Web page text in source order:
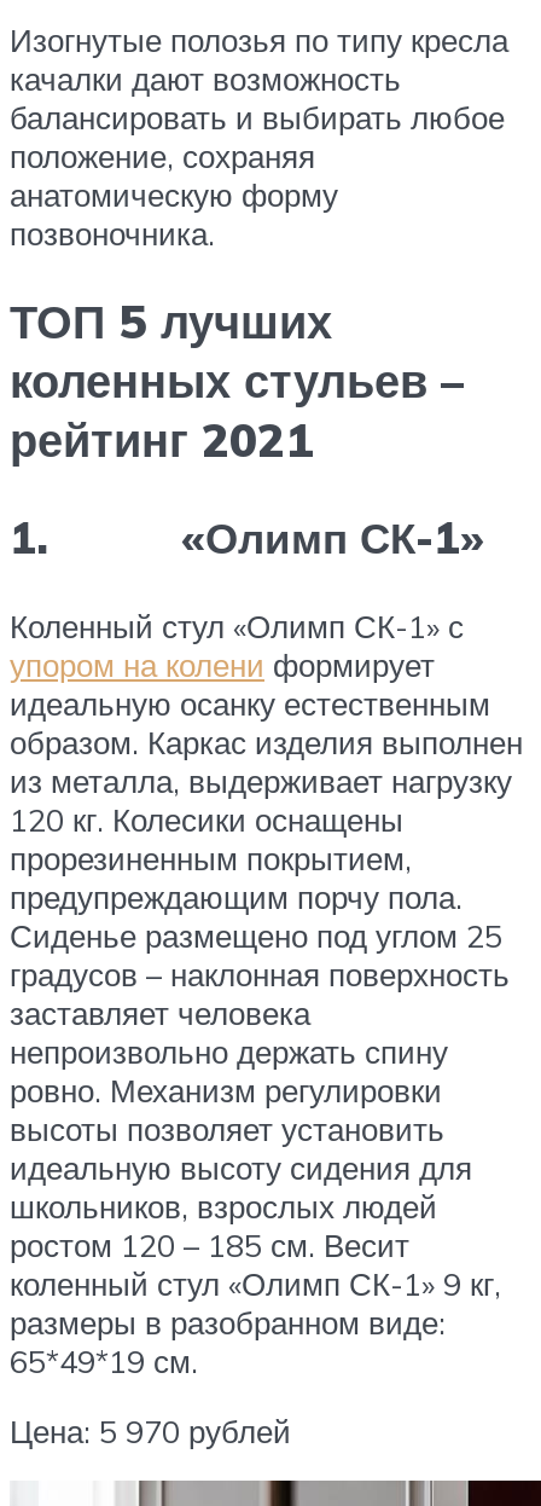
Изогнутые полозья по типу кресла
качалки дают возможность
балансировать и выбирать любое
положение, сохраняя
анатомическую форму
позвоночника.
ТОП 5 лучших
коленных стульев –
рейтинг 2021
1. «Олимп СК-1»
Коленный стул «Олимп СК-1» с
упором на колени формирует
идеальную осанку естественным
образом. Каркас изделия выполнен
из металла, выдерживает нагрузку
120 кг. Колесики оснащены
прорезиненным покрытием,
предупреждающим порчу пола.
Сиденье размещено под углом 25
градусов – наклонная поверхность
заставляет человека
непроизвольно держать спину
ровно. Механизм регулировки
высоты позволяет установить
идеальную высоту сидения для
школьников, взрослых людей
ростом 120 – 185 см. Весит
коленный стул «Олимп СК-1» 9 кг,
размеры в разобранном виде:
65*49*19 см.
Цена: 5 970 рублей